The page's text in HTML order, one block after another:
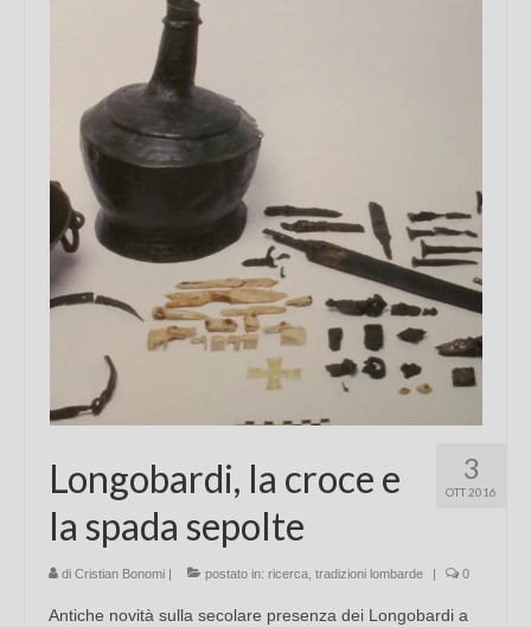
Contatti
3
OTT 2016
Longobardi, la croce e
la spada sepolte
di Cristian Bonomi | postato in: ricerca tradizioni lombarde | 0
Antiche novità sulla secolare presenza dei Longobardi a